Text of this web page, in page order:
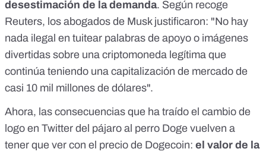
desestimación de la demanda. Según recoge
Reuters, los abogados de Musk justificaron: "No hay
nada ilegal en tuitear palabras de apoyo o imágenes
divertidas sobre una criptomoneda legítima que
continúa teniendo una capitalización de mercado de
casi 10 mil millones de dólares".
Ahora, las consecuencias que ha traído el cambio de
logo en Twitter del pájaro al perro Doge vuelven a
tener que ver con el precio de Dogecoin: el valor de la